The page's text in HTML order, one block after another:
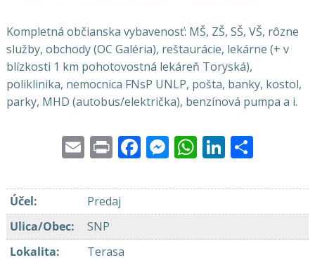
Kompletná občianska vybavenosť: MŠ, ZŠ, SŠ, VŠ, rôzne
služby, obchody (OC Galéria), reštaurácie, lekárne (+ v
blízkosti 1 km pohotovostná lekáreň Toryská),
poliklinika, nemocnica FNsP UNLP, pošta, banky, kostol,
parky, MHD (autobus/električka), benzínová pumpa a i.
EmailPrintFacebook
Messenger
WhatsApp
LinkedIn
Účel:
Predaj
Ulica/Obec:
SNP
Lokalita:
Terasa